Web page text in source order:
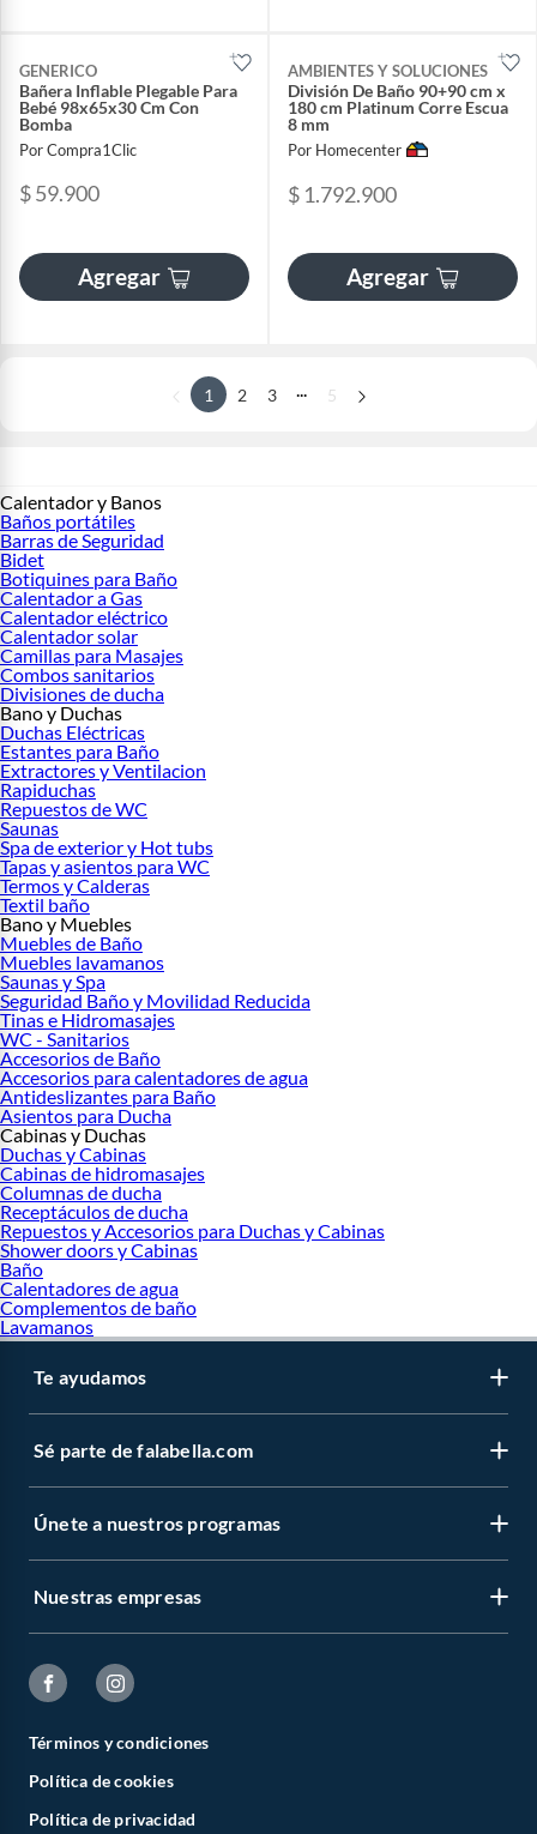
GENERICO
Bañera Inflable Plegable Para
Bebé 98x65x30 Cm Con
Bomba
Por Compra1Clic
$ 59.900
Agregar
AMBIENTES Y SOLUCIONES
División De Baño 90+90 cm x
180 cm Platinum Corre Escua
8 mm
Por Homecenter
$ 1.792.900
Agregar
1 2 3 ... 5
Calentador y Banos
Baños portátiles
Barras de Seguridad
Bidet
Botiquines para Baño
Calentador a Gas
Calentador eléctrico
Calentador solar
Camillas para Masajes
Combos sanitarios
Divisiones de ducha
Bano y Duchas
Duchas Eléctricas
Estantes para Baño
Extractores y Ventilacion
Rapiduchas
Repuestos de WC
Saunas
Spa de exterior y Hot tubs
Tapas y asientos para WC
Termos y Calderas
Textil baño
Bano y Muebles
Muebles de Baño
Muebles lavamanos
Saunas y Spa
Seguridad Baño y Movilidad Reducida
Tinas e Hidromasajes
WC - Sanitarios
Accesorios de Baño
Accesorios para calentadores de agua
Antideslizantes para Baño
Asientos para Ducha
Cabinas y Duchas
Duchas y Cabinas
Cabinas de hidromasajes
Columnas de ducha
Receptáculos de ducha
Repuestos y Accesorios para Duchas y Cabinas
Shower doors y Cabinas
Baño
Calentadores de agua
Complementos de baño
Lavamanos
Te ayudamos
Sé parte de falabella.com
Únete a nuestros programas
Nuestras empresas
Términos y condiciones
Política de cookies
Política de privacidad